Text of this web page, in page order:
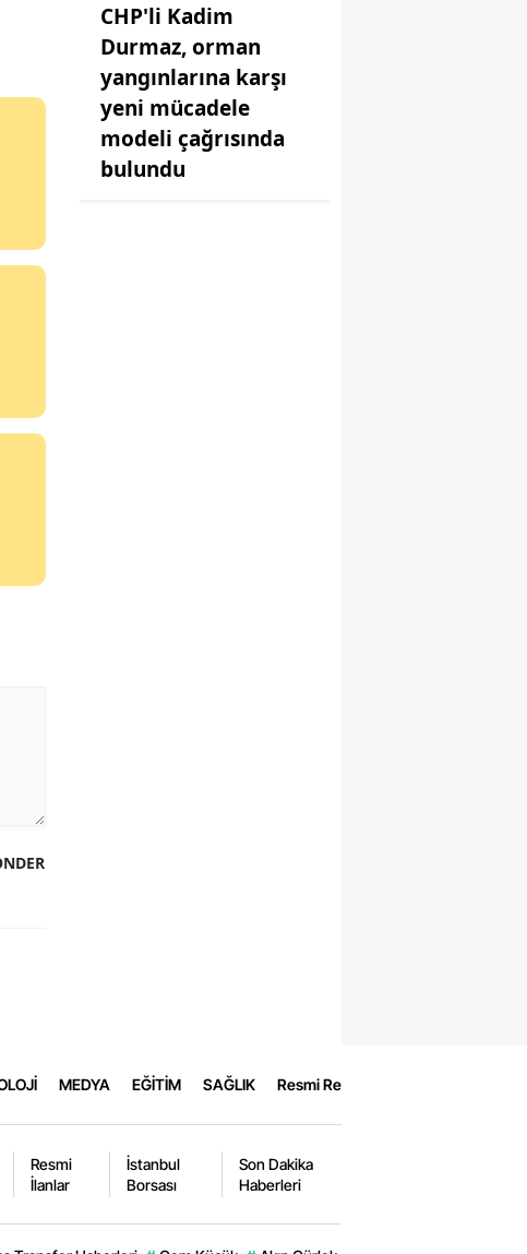
CHP'li Kadim
Durmaz, orman
yangınlarına karşı
yeni mücadele
modeli çağrısında
bulundu
MEDYA EĞİTİM SAĞLIK Resmi Reklamlar
Resmi
İlanlar
İstanbul
Borsası
Son Dakika
Haberleri